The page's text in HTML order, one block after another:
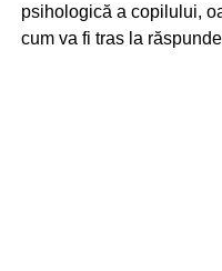
psihologică a copilului,
cum va fi tras la